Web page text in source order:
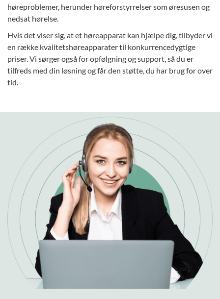
høreproblemer, herunder høreforstyrrelser som øresusen og
nedsat hørelse.
Hvis det viser sig, at et høreapparat kan hjælpe dig, tilbyder vi
en række kvalitetshøreapparater til konkurrencedygtige
priser. Vi sørger også for opfølgning og support, så du er
tilfreds med din løsning og får den støtte, du har brug for over
tid.